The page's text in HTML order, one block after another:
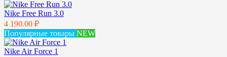
Nike Free Run 3.0
4 190.00 ₽
Популярные товары NEW
Nike Air Force 1